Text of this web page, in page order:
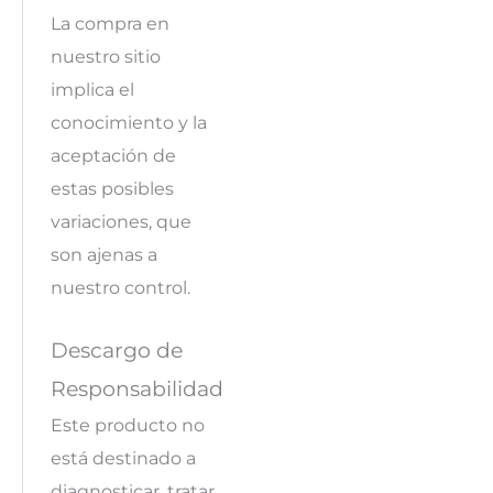
La compra en
nuestro sitio
implica el
conocimiento y la
aceptación de
estas posibles
variaciones, que
son ajenas a
nuestro control.
Descargo de
Responsabilidad
Este producto no
está destinado a